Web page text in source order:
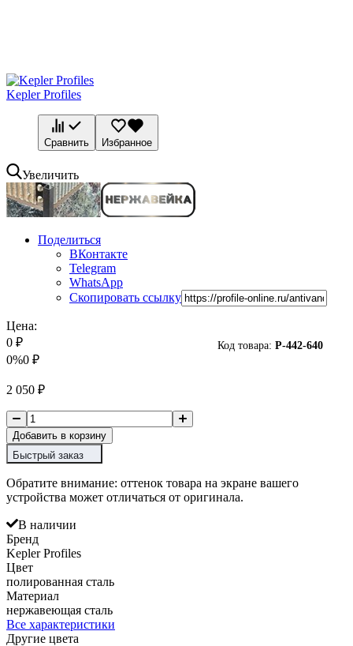
Kepler Profiles
Сравнить Избранное
Увеличить
Поделиться
ВКонтакте
Telegram
WhatsApp
Скопировать ссылку
Код товара: P-442-640
Цена:
0 ₽
0%0 ₽
2 050 ₽
Добавить в корзину
Быстрый заказ
Обратите внимание: оттенок товара на экране вашего
устройства может отличаться от оригинала.
В наличии
Бренд
Kepler Profiles
Цвет
полированная сталь
Материал
нержавеющая сталь
Все характеристики
Другие цвета